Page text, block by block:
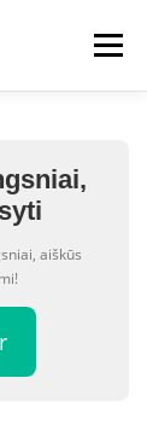
Meniu
aiškūs